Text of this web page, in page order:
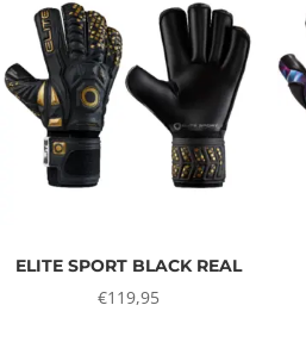
ELITE SPORT BLACK REAL
€119,95